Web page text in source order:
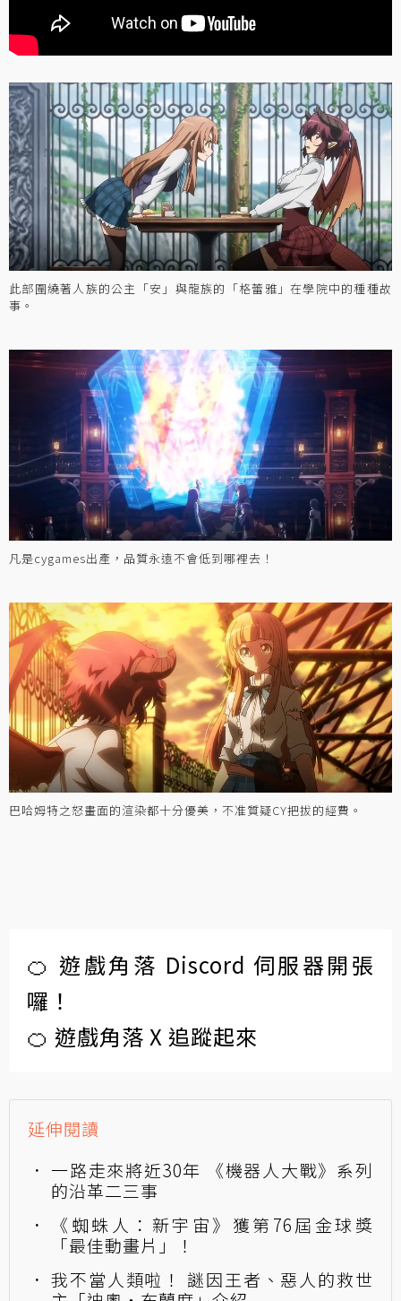
此部圍繞著人族的公主「安」與龍族的「格蕾雅」在學院中的種種故
事。
凡是cygames出產，品質永遠不會低到哪裡去！
巴哈姆特之怒畫面的渲染都十分優美，不准質疑CY把拔的經費。
🍊 遊戲角落 Discord 伺服器開張
囉！
🍊 遊戲角落 X 追蹤起來
延伸閱讀
一路走來將近30年 《機器人大戰》系列
的沿革二三事
《蜘蛛人：新宇宙》獲第76屆金球獎
「最佳動畫片」！
我不當人類啦！ 謎因王者、惡人的救世